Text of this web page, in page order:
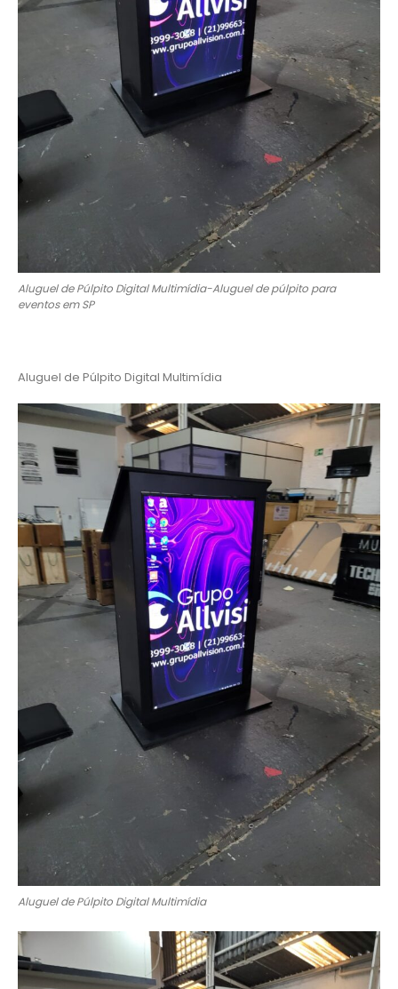
Aluguel de Púlpito Digital Multimídia-Aluguel de púlpito para
eventos em SP
Aluguel de Púlpito Digital Multimídia
Aluguel de Púlpito Digital Multimídia